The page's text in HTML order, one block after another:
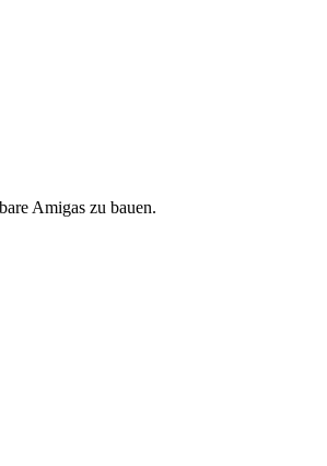
Amigas zu bauen.